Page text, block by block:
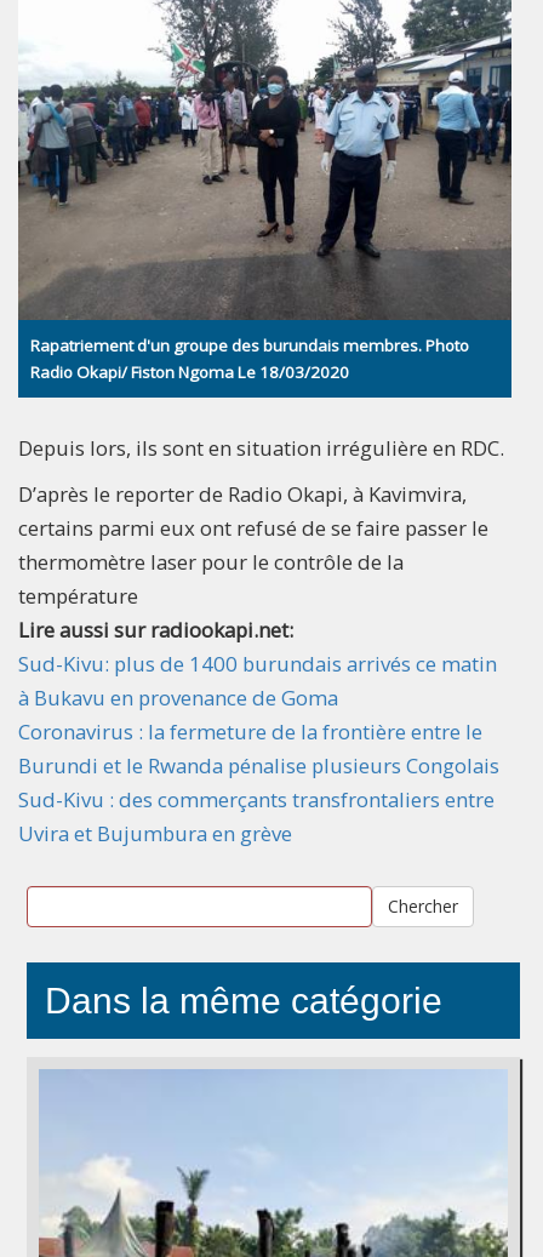
Rapatriement d'un groupe des burundais membres. Photo
Radio Okapi/ Fiston Ngoma Le 18/03/2020
Depuis lors, ils sont en situation irrégulière en RDC.
D’après le reporter de Radio Okapi, à Kavimvira,
certains parmi eux ont refusé de se faire passer le
thermomètre laser pour le contrôle de la
température
Lire aussi sur radiookapi.net:
Sud-Kivu: plus de 1400 burundais arrivés ce matin
à Bukavu en provenance de Goma
Coronavirus : la fermeture de la frontière entre le
Burundi et le Rwanda pénalise plusieurs Congolais
Sud-Kivu : des commerçants transfrontaliers entre
Uvira et Bujumbura en grève
Chercher
Dans la même catégorie